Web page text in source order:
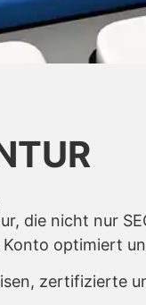
die nicht nur
Konto optimiert
zertifizierte